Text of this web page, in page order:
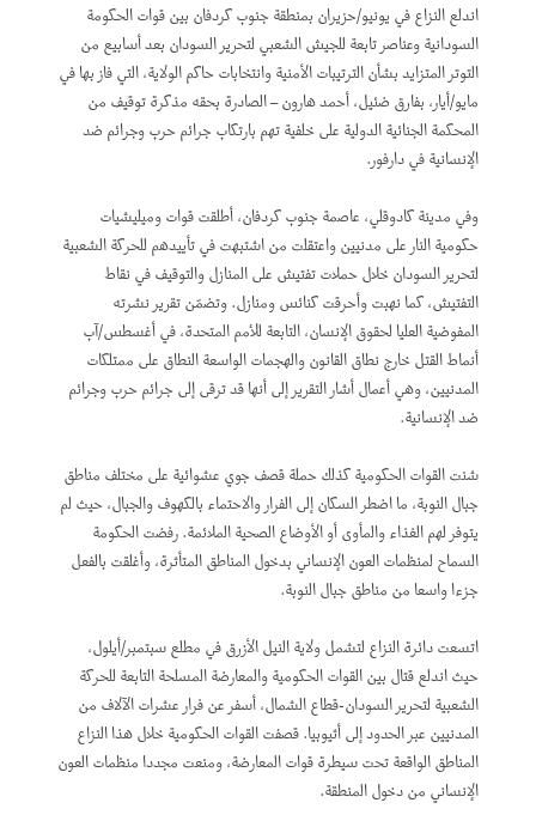
اندلع النزاع في يونيو/حزيران بمنطقة جنوب كردفان بين قوات الحكومة
السودانية وعناصر تابعة للجيش الشعبي لتحرير السودان بعد أسابيع من
التوتر المتزايد بشأن الترتيبات الأمنية وانتخابات حاكم الولاية، التي فاز بها في
مايو/أيار، بفارق ضئيل، أحمد هارون – الصادرة بحقه مذكرة توقيف من
المحكمة الجنائية الدولية على خلفية تهم بارتكاب جرائم حرب وجرائم ضد
الإنسانية في دارفور.
وفي مدينة كادوقلي، عاصمة جنوب كردفان، أطلقت قوات وميليشيات
حكومية النار على مدنيين واعتقلت من اشتبهت في تأييدهم للحركة الشعبية
لتحرير السودان خلال حملات تفتيش على المنازل والتوقيف في نقاط
التفتيش، كما نهبت وأحرقت كنائس ومنازل. وتضمّن تقرير نشرته
المفوضية العليا لحقوق الإنسان، التابعة للأمم المتحدة، في أغسطس/آب
أنماط القتل خارج نطاق القانون والهجمات الواسعة النطاق على ممتلكات
المدنيين، وهي أعمال أشار التقرير إلى أنها قد ترقى إلى جرائم حرب وجرائم
ضد الإنسانية.
شنت القوات الحكومية كذلك حملة قصف جوي عشوائية على مختلف مناطق
جبال النوبة، ما اضطر السكان إلى الفرار والاحتماء بالكهوف والجبال، حيث لم
يتوفر لهم الغذاء والمأوى أو الأوضاع الصحية الملائمة. رفضت الحكومة
السماح لمنظمات العون الإنساني بدخول المناطق المتأثرة، وأغلقت بالفعل
جزءا واسعا من مناطق جبال النوبة.
اتسعت دائرة النزاع لتشمل ولاية النيل الأزرق في مطلع سبتمبر/أيلول،
حيث اندلع قتال بين القوات الحكومية والمعارضة المسلحة التابعة للحركة
الشعبية لتحرير السودان-قطاع الشمال، أسفر عن فرار عشرات الآلاف من
المدنيين عبر الحدود إلى أثيوبيا. قصفت القوات الحكومية خلال هذا النزاع
المناطق الواقعة تحت سيطرة قوات المعارضة، ومنعت مجددا منظمات العون
الإنساني من دخول المنطقة.